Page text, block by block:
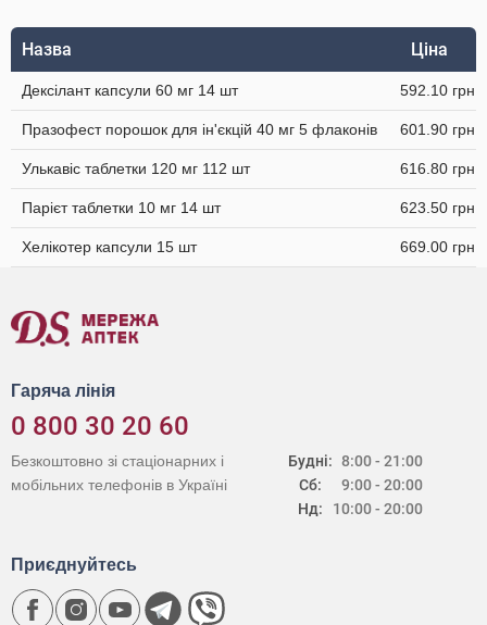
Назва Ціна
Дексілант капсули 60 мг 14 шт 592.10 грн
Празофест порошок для ін'єкцій 40 мг 5 флаконів 601.90 грн
Улькавіс таблетки 120 мг 112 шт 616.80 грн
Парієт таблетки 10 мг 14 шт 623.50 грн
Хелікотер капсули 15 шт 669.00 грн
Гаряча лінія
0 800 30 20 60
Будні:
Сб:
Нд:
8:00 - 21:00
9:00 - 20:00
10:00 - 20:00
Безкоштовно зі стаціонарних і
мобільних телефонів в Україні
Приєднуйтесь